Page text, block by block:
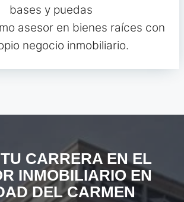
bases y puedas
asesor en bienes raíces con
negocio inmobiliario.
CARRERA EN EL
INMOBILIARIO EN
DEL CARMEN